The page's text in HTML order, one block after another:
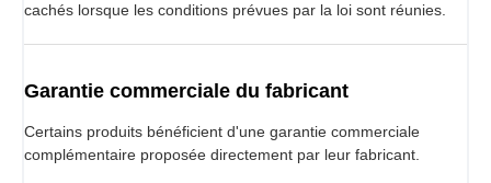
cachés lorsque les conditions prévues par la loi sont réunies.
Garantie commerciale du fabricant
Certains produits bénéficient d'une garantie commerciale
complémentaire proposée directement par leur fabricant.